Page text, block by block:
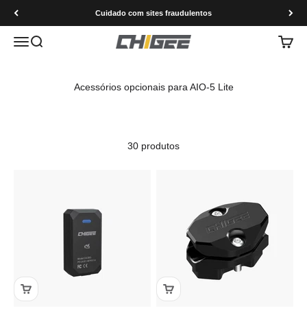
Cuidado com sites fraudulentos
MenuPesquisar CHIGEE Technology co.,Ltd
30 produtos